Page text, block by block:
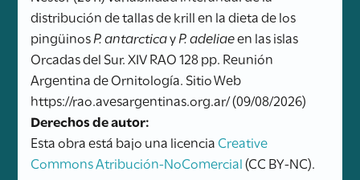
distribución de tallas de krill en la dieta de los
pingüinosP. antarcticayP. adeliaeen las islas
Orcadas del Sur. XIV RAO 128 pp. Reunión
Argentina de Ornitología. Sitio Web
https://rao.avesargentinas.org.ar/ (09/08/2026)
Derechos de autor:
Esta obra está bajo una licencia Creative
Commons Atribución-NoComercial(CC BY-NC).